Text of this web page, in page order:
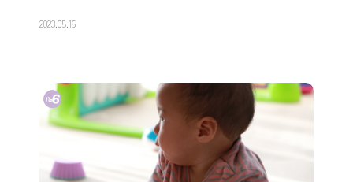
2023.05.16